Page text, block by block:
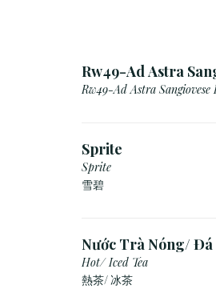
Rw49-Ad Astra
Rw49-Ad Astra
Sprite
Sprite
雪碧
Nước Trà Nóng/ Đá
Hot/ Iced Tea
熱茶/ 冰茶